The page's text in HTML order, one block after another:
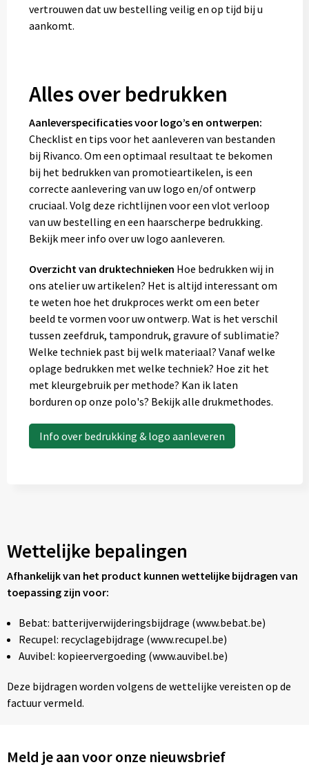
vertrouwen dat uw bestelling veilig en op tijd bij u
aankomt.
Alles over bedrukken
Aanleverspecificaties voor logo’s en ontwerpen:
Checklist en tips voor het aanleveren van bestanden
bij Rivanco. Om een optimaal resultaat te bekomen
bij het bedrukken van promotieartikelen, is een
correcte aanlevering van uw logo en/of ontwerp
cruciaal. Volg deze richtlijnen voor een vlot verloop
van uw bestelling en een haarscherpe bedrukking.
Bekijk meer info over uw logo aanleveren.
Overzicht van druktechnieken Hoe bedrukken wij in
ons atelier uw artikelen? Het is altijd interessant om
te weten hoe het drukproces werkt om een beter
beeld te vormen voor uw ontwerp. Wat is het verschil
tussen zeefdruk, tampondruk, gravure of sublimatie?
Welke techniek past bij welk materiaal? Vanaf welke
oplage bedrukken met welke techniek? Hoe zit het
met kleurgebruik per methode? Kan ik laten
borduren op onze polo's? Bekijk alle drukmethodes.
Info over bedrukking & logo aanleveren
Wettelijke bepalingen
Afhankelijk van het product kunnen wettelijke bijdragen van
toepassing zijn voor:
Bebat: batterijverwijderingsbijdrage (www.bebat.be)
Recupel: recyclagebijdrage (www.recupel.be)
Auvibel: kopieervergoeding (www.auvibel.be)
Deze bijdragen worden volgens de wettelijke vereisten op de
factuur vermeld.
Meld je aan voor onze nieuwsbrief